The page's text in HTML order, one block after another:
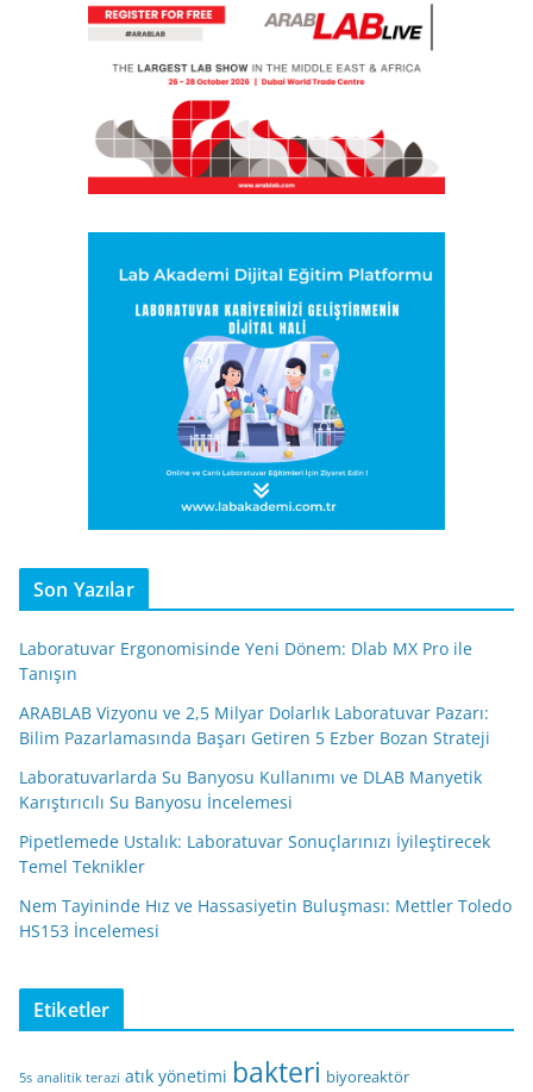
Son Yazılar
Laboratuvar Ergonomisinde Yeni Dönem: Dlab MX Pro ile
Tanışın
ARABLAB Vizyonu ve 2,5 Milyar Dolarlık Laboratuvar Pazarı:
Bilim Pazarlamasında Başarı Getiren 5 Ezber Bozan Strateji
Laboratuvarlarda Su Banyosu Kullanımı ve DLAB Manyetik
Karıştırıcılı Su Banyosu İncelemesi
Pipetlemede Ustalık: Laboratuvar Sonuçlarınızı İyileştirecek
Temel Teknikler
Nem Tayininde Hız ve Hassasiyetin Buluşması: Mettler Toledo
HS153 İncelemesi
Etiketler
5s analitik terazi atık yönetimi bakteri biyoreaktör